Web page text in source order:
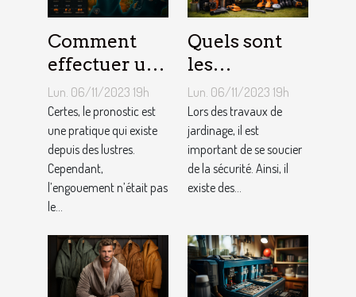
Comment
effectuer un
pronostic en
ligne ?
Lun. 06/11/2023 19h
Certes, le pronostic est
une pratique qui existe
depuis des lustres.
Cependant,
l’engouement n’était pas
le...
Quels sont
les
équipements
pour le
jardinage ?
Lun. 06/11/2023 19h
Lors des travaux de
jardinage, il est
important de se soucier
de la sécurité. Ainsi, il
existe des...